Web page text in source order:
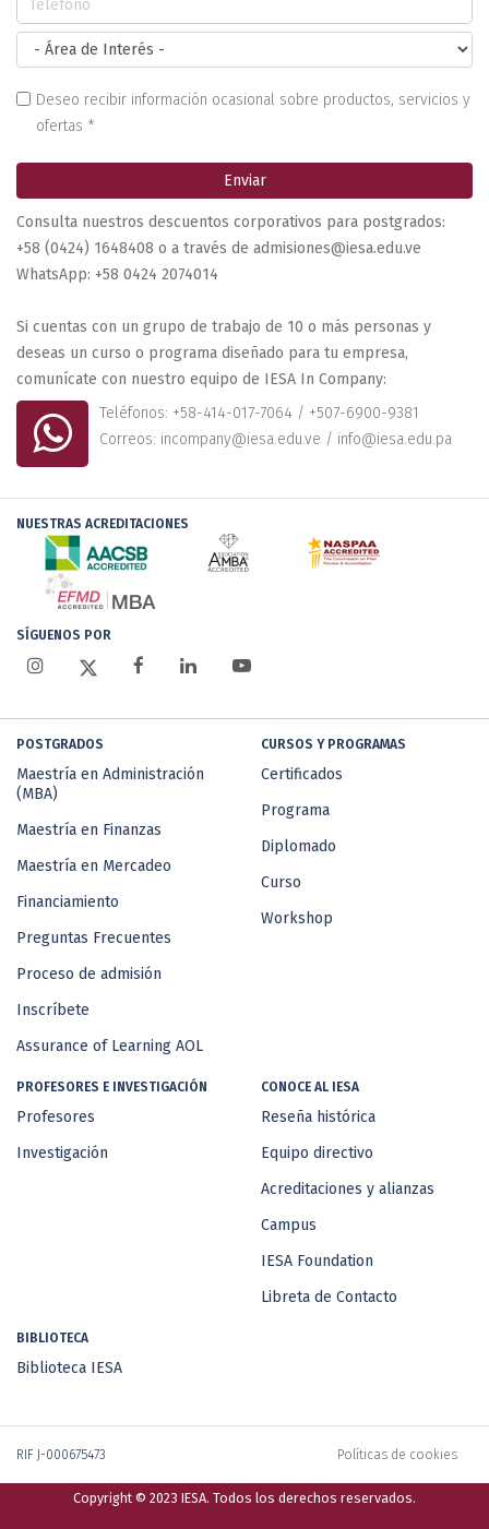
Deseo recibir información ocasional sobre productos, servicios y
ofertas *
Enviar
Consulta nuestros descuentos corporativos para postgrados:
+58 (0424) 1648408 o a través de admisiones@iesa.edu.ve
WhatsApp: +58 0424 2074014
Si cuentas con un grupo de trabajo de 10 o más personas y
deseas un curso o programa diseñado para tu empresa,
comunícate con nuestro equipo de IESA In Company:
Teléfonos: +58-414-017-7064 / +507-6900-9381
Correos: incompany@iesa.edu.ve / info@iesa.edu.pa
NUESTRAS ACREDITACIONES
SÍGUENOS POR
POSTGRADOS
Maestría en Administración
(MBA)
Maestría en Finanzas
Maestría en Mercadeo
Financiamiento
Preguntas Frecuentes
Proceso de admisión
Inscríbete
Assurance of Learning AOL
CURSOS Y PROGRAMAS
Certificados
Programa
Diplomado
Curso
Workshop
PROFESORES E INVESTIGACIÓN
Profesores
Investigación
CONOCE AL IESA
Reseña histórica
Equipo directivo
Acreditaciones y alianzas
Campus
IESA Foundation
Libreta de Contacto
BIBLIOTECA
Biblioteca IESA
RIF J-000675473 Políticas de cookies
Copyright © 2023 IESA. Todos los derechos reservados.